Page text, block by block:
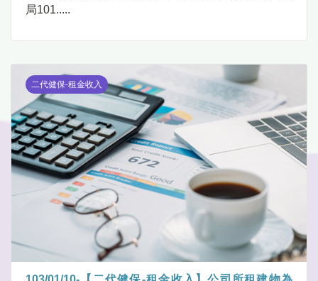
局101.....
二代健保-租金收入